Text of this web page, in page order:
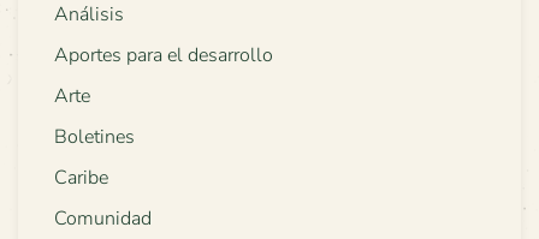
Análisis
Aportes para el desarrollo
Arte
Boletines
Caribe
Comunidad